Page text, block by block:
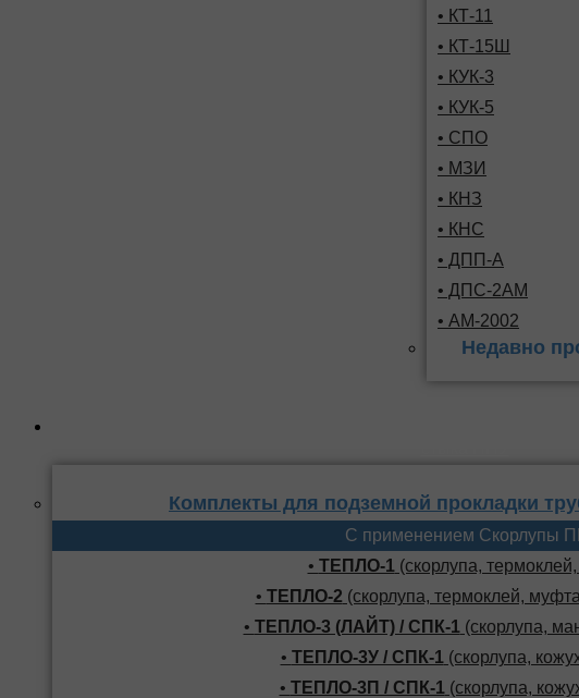
• КТ-11
• КТ-15Ш
• КУК-3
• КУК-5
• СПО
• МЗИ
• КНЗ
• КНС
• ДПП-А
• ДПС-2АМ
• АМ-2002
Недавно
Комплекты для подземной прокладки
С применением Скорлупы
• ТЕПЛО-1 (скорлупа,
• ТЕПЛО-2 (скорлупа, термоклей,
• ТЕПЛО-3 (ЛАЙТ) / СПК-1 (скорлупа,
• ТЕПЛО-3У / СПК-1 (скорлупа,
• ТЕПЛО-3П / СПК-1 (скорлупа,